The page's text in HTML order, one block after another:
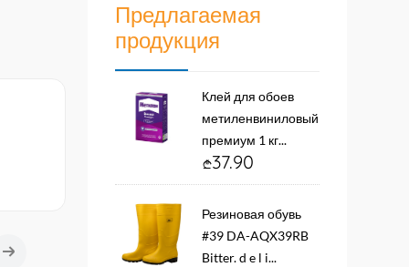
Предлагаемая
продукция
Клей для обоев
метиленвиниловый
премиум 1 кг...
37.90
Резиновая обувь
#39 DA-AQX39RB
Bitter. d e l i...